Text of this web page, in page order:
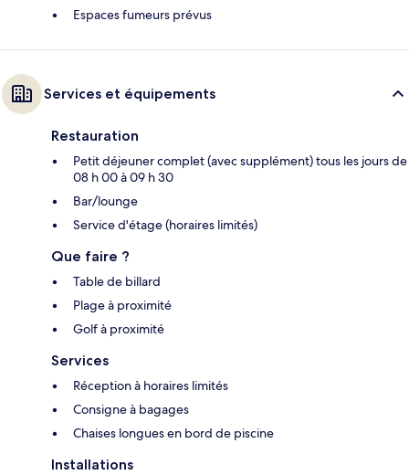
Espaces fumeurs prévus
Services et équipements
Restauration
Petit déjeuner complet (avec supplément) tous les jours de
08 h 00 à 09 h 30
Bar/lounge
Service d'étage (horaires limités)
Que faire ?
Table de billard
Plage à proximité
Golf à proximité
Services
Réception à horaires limités
Consigne à bagages
Chaises longues en bord de piscine
Installations